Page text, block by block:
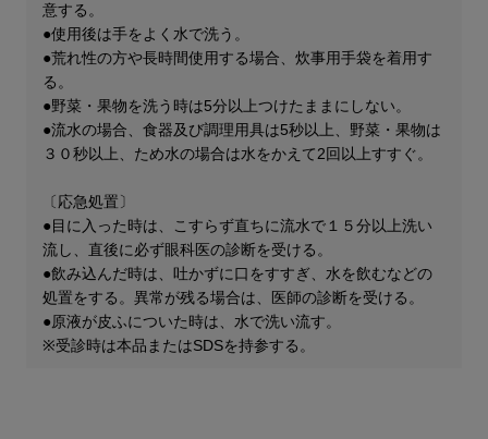
意する。
●使用後は手をよく水で洗う。
●荒れ性の方や長時間使用する場合、炊事用手袋を着用す
る。
●野菜・果物を洗う時は5分以上つけたままにしない。
●流水の場合、食器及び調理用具は5秒以上、野菜・果物は
３０秒以上、ため水の場合は水をかえて2回以上すすぐ。
〔応急処置〕
●目に入った時は、こすらず直ちに流水で１５分以上洗い
流し、直後に必ず眼科医の診断を受ける。
●飲み込んだ時は、吐かずに口をすすぎ、水を飲むなどの
処置をする。異常が残る場合は、医師の診断を受ける。
●原液が皮ふについた時は、水で洗い流す。
※受診時は本品またはSDSを持参する。